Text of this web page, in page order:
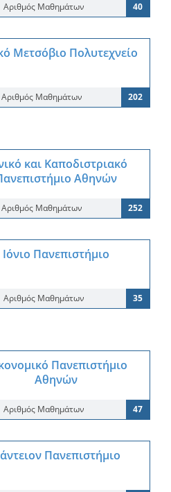
Αριθμός Μαθημάτων 40
Μετσόβιο Πολυτεχνείο
Αριθμός Μαθημάτων 202
και Καποδιστριακό
Αθηνών
Αριθμός Μαθημάτων 252
Ιόνιο Πανεπιστήμιο
Αριθμός Μαθημάτων 35
Πανεπιστήμιο
Αθηνών
Αριθμός Μαθημάτων 47
Πανεπιστήμιο